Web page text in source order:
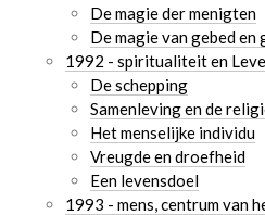
De magie der menigten
De magie van gebed en
1992 - spiritualiteit en
De schepping
Samenleving en de
Het menselijke individu
Vreugde en droefheid
Een levensdoel
1993 - mens, centrum van